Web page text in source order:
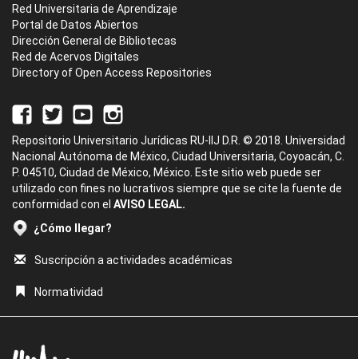
Red Universitaria de Aprendizaje
Portal de Datos Abiertos
Dirección General de Bibliotecas
Red de Acervos Digitales
Directory of Open Access Repositories
Repositorio Universitario Jurídicas RU-IIJ D.R. © 2018. Universidad
Nacional Autónoma de México, Ciudad Universitaria, Coyoacán, C.
P. 04510, Ciudad de México, México. Este sitio web puede ser
utilizado con fines no lucrativos siempre que se cite la fuente de
conformidad con el AVISO LEGAL.
¿Cómo llegar?
Suscripción a actividades académicas
Normatividad